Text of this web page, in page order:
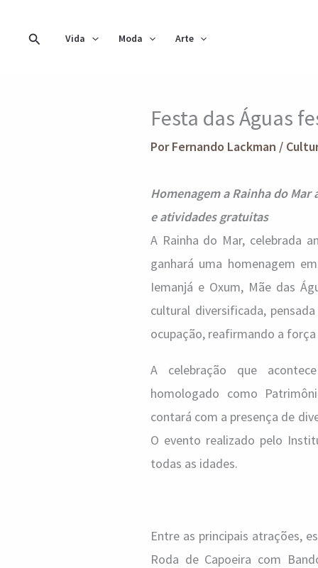
Pesquisar
Vida Moda Arte
Festa das Águas
PorFernando Lackman /
Homenagem a Rainha do
e atividades gratuitas
A Rainha do Mar, celebrada
ganhará uma homenagem
Iemanjá e Oxum, Mãe das
cultural diversificada,
ocupação, reafirmando a
A celebração que
homologado como
contará com a presença de
O evento realizado pelo
todas as idades.
Entre as principais atrações,
Roda de Capoeira com